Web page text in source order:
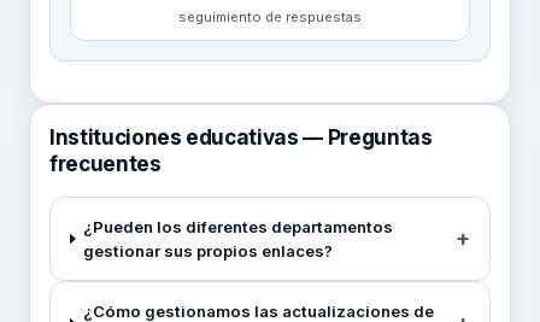
seguimiento de respuestas
Instituciones educativas — Preguntas
frecuentes
¿Pueden los diferentes departamentos
gestionar sus propios enlaces?
¿Cómo gestionamos las actualizaciones de